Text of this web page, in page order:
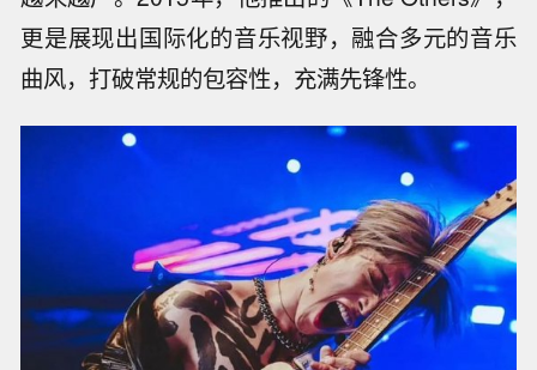
更是展现出国际化的音乐视野，融合多元的音乐
曲风，打破常规的包容性，充满先锋性。